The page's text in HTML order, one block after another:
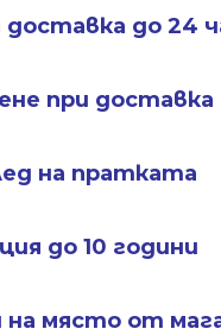
доставка до 24
при доставка
на пратката
до 10 години
на място от